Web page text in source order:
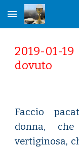
Skip to main content
2019-01-
dovuto
Faccio
donna,
vertiginosa,